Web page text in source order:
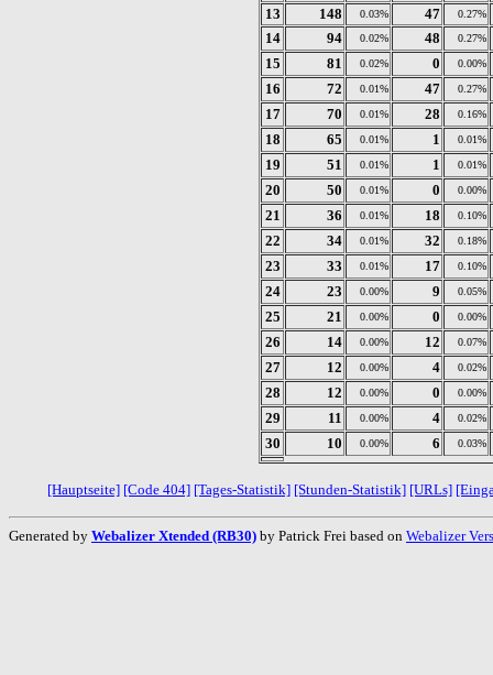
13 148 0.03% 47 0.27%
14 94 0.02% 48 0.27%
15 81 0.02% 0 0.00%
16 72 0.01% 47 0.27%
17 70 0.01% 28 0.16%
18 65 0.01% 1 0.01%
19 51 0.01% 1 0.01%
20 50 0.01% 0 0.00%
21 36 0.01% 18 0.10%
22 34 0.01% 32 0.18%
23 33 0.01% 17 0.10%
24 23 0.00% 9 0.05%
25 21 0.00% 0 0.00%
26 14 0.00% 12 0.07%
27 12 0.00% 4 0.02%
28 12 0.00% 0 0.00%
29 11 0.00% 4 0.02%
30 10 0.00% 6 0.03%
[Hauptseite] [Code 404] [Tages-Statistik] [Stunden-Statistik] [URLs]
Generated by Webalizer Xtended (RB30) by Patrick Frei based on Webalizer